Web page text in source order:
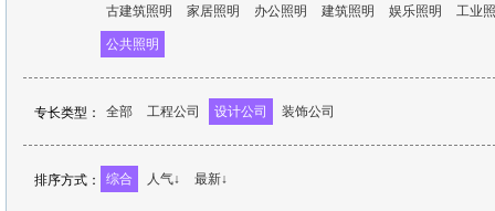
古建筑照明 家居照明 办公照明 建筑照明 娱乐照明 工业
公共照明
专长类型： 全部 工程公司 设计公司 装饰公司
排序方式： 综合 人气↓ 最新↓